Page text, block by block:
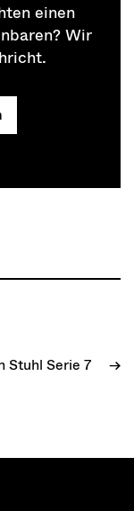
einen
Wir
Stuhl Serie 7 →